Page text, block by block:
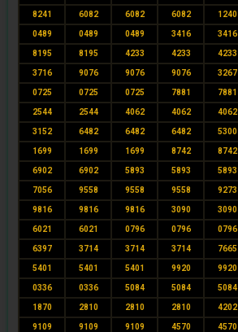
8241 6082 6082 6082 1240
0489 0489 0489 3416 3416
8195 8195 4233 4233 4233
3716 9076 9076 9076 3267
0725 0725 0725 7881 7881
2544 2544 4062 4062 4062
3152 6482 6482 6482 5300
1699 1699 1699 8742 8742
6902 6902 5893 5893 5893
7056 9558 9558 9558 9273
9816 9816 9816 3090 3090
6021 6021 0796 0796 0796
6397 3714 3714 3714 7665
5401 5401 5401 9920 9920
0336 0336 5084 5084 5084
1870 2810 2810 2810 4202
9109 9109 9109 4570 4570